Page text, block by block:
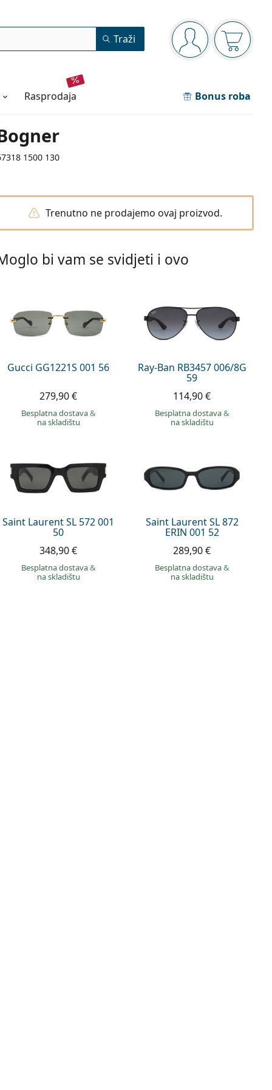
Navigacijska ploča
ste prijavljeni
Traži
rasprodaja Bonus roba
1500 130
Trenutno ne prodajemo ovaj proizvod.
bi vam se svidjeti i ovo
Gucci GG1221S 001 56
279,90 €
Besplatna dostava&
na skladištu
Ray-Ban RB3457 006/8G
59
114,90 €
Besplatna dostava&
na skladištu
Saint Laurent SL 572 001
50
348,90 €
Besplatna dostava&
na skladištu
Saint Laurent SL 872
ERIN 001 52
289,90 €
Besplatna dostava&
na skladištu